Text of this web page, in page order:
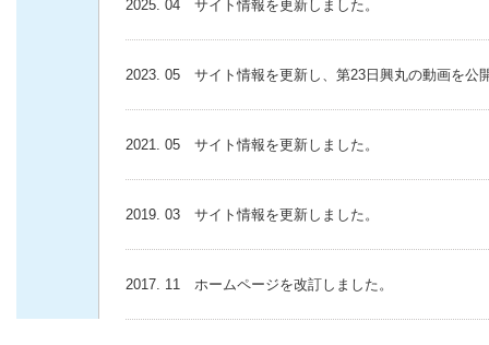
2025. 04 サイト情報を更新しました。
2023. 05 サイト情報を更新し、第23日興丸の動画を公
2021. 05 サイト情報を更新しました。
2019. 03 サイト情報を更新しました。
2017. 11 ホームページを改訂しました。